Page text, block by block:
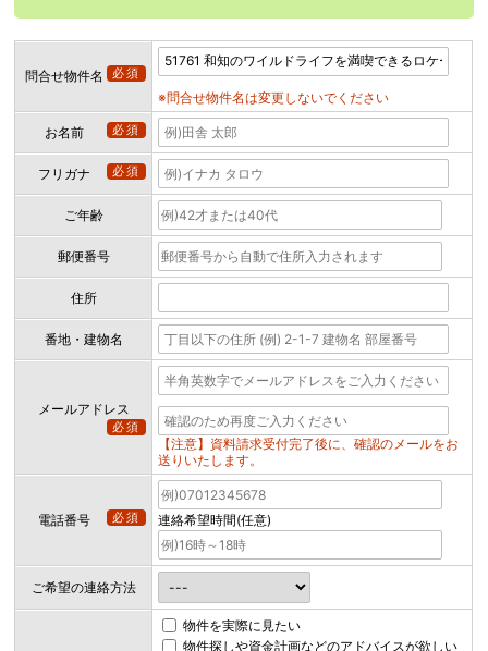
問合せ物件名 必須
※問合せ物件名は変更しないでください
お名前 必須
フリガナ 必須
ご年齢
郵便番号
住所
番地・建物名
メールアドレス
必須
【注意】資料請求受付完了後に、確認のメールをお
送りいたします。
電話番号 必須 連絡希望時間(任意)
ご希望の連絡方法
物件を実際に見たい
物件探しや資金計画などのアドバイスが欲しい